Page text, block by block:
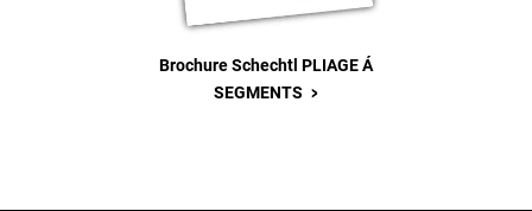
Brochure Schechtl PLIAGE Á
SEGMENTS >